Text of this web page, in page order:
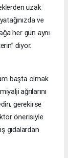
uzak
ve
her gün aynı
diyor.
başta olmak
ağrılarını
gerekirse
önerisiyle
gıdalardan